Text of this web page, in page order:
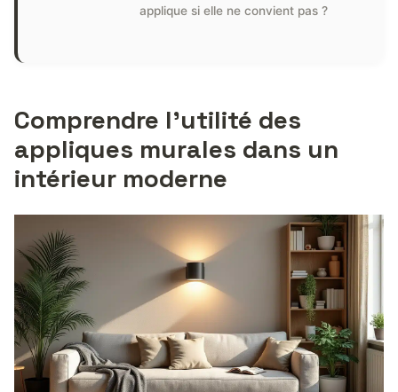
applique si elle ne convient pas ?
Comprendre l’utilité des
appliques murales dans un
intérieur moderne